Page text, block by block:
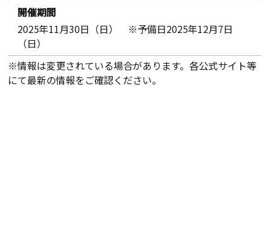
開催期間
2025年11月30日（日） ※予備日2025年12月7日
（日）
※情報は変更されている場合があります。各公式サイト等
にて最新の情報をご確認ください。